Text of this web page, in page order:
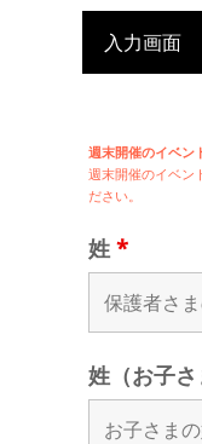
入力画面
週末開催のイベン
週末開催のイベン
ださい。
姓 *
姓（お子さ